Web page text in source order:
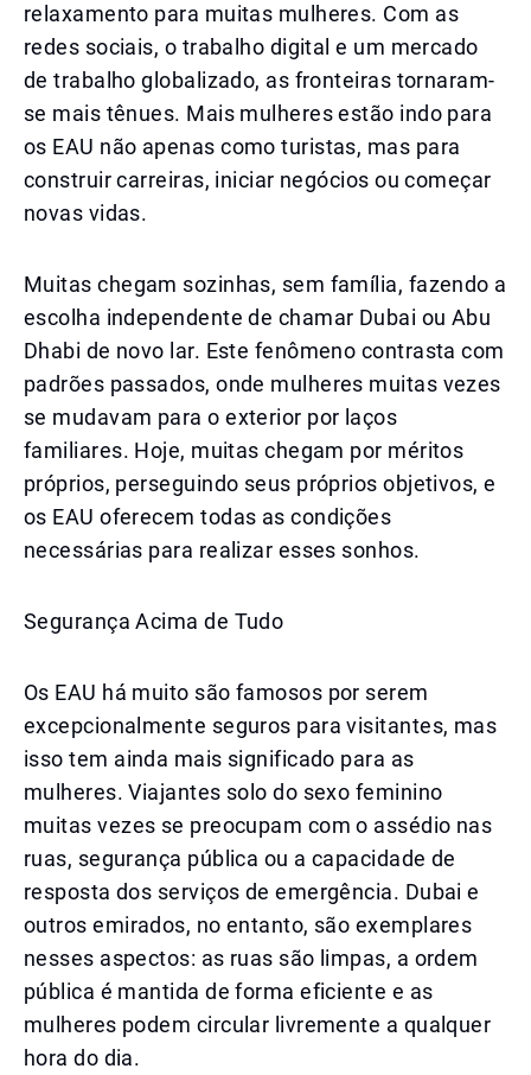
relaxamento para muitas mulheres. Com as
redes sociais, o trabalho digital e um mercado
de trabalho globalizado, as fronteiras tornaram-
se mais tênues. Mais mulheres estão indo para
os EAU não apenas como turistas, mas para
construir carreiras, iniciar negócios ou começar
novas vidas.
Muitas chegam sozinhas, sem família, fazendo a
escolha independente de chamar Dubai ou Abu
Dhabi de novo lar. Este fenômeno contrasta com
padrões passados, onde mulheres muitas vezes
se mudavam para o exterior por laços
familiares. Hoje, muitas chegam por méritos
próprios, perseguindo seus próprios objetivos, e
os EAU oferecem todas as condições
necessárias para realizar esses sonhos.
Segurança Acima de Tudo
Os EAU há muito são famosos por serem
excepcionalmente seguros para visitantes, mas
isso tem ainda mais significado para as
mulheres. Viajantes solo do sexo feminino
muitas vezes se preocupam com o assédio nas
ruas, segurança pública ou a capacidade de
resposta dos serviços de emergência. Dubai e
outros emirados, no entanto, são exemplares
nesses aspectos: as ruas são limpas, a ordem
pública é mantida de forma eficiente e as
mulheres podem circular livremente a qualquer
hora do dia.